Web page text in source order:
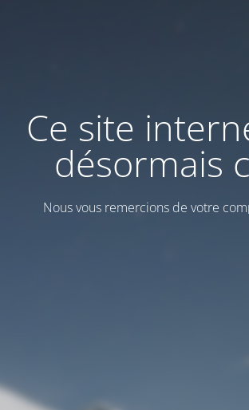
Ce site
désormais
Nous vous remercions de votre